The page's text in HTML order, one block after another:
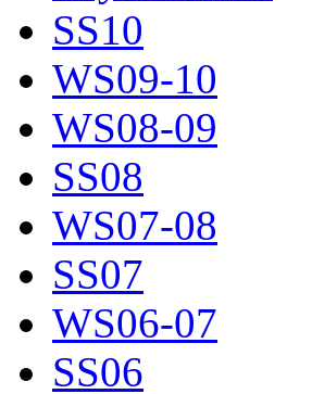
SS10
WS09-10
WS08-09
SS08
WS07-08
SS07
WS06-07
SS06